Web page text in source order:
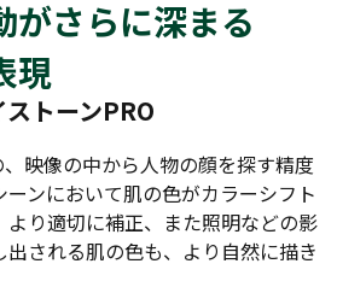
がさらに深まる
現
トーンPRO
映像の中から人物の顔を探す精度
ンにおいて肌の色がカラーシフト
より適切に補正、また照明などの影
される肌の色も、より自然に描き